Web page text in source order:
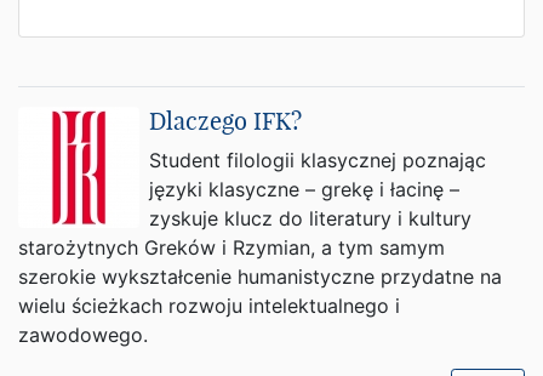
Dlaczego IFK?
Student filologii klasycznej poznając
języki klasyczne – grekę i łacinę –
zyskuje klucz do literatury i kultury
starożytnych Greków i Rzymian, a tym samym
szerokie wykształcenie humanistyczne przydatne na
wielu ścieżkach rozwoju intelektualnego i
zawodowego.